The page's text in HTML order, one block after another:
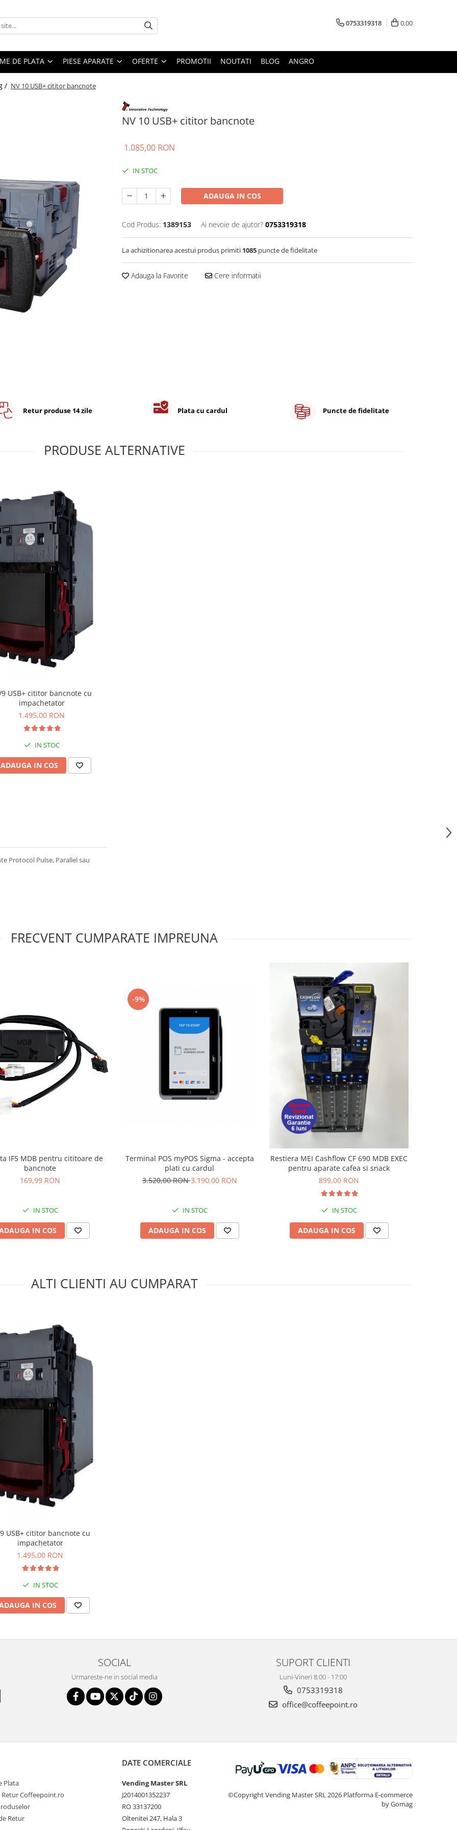
0753319318 0,00
DE PLATA PIESE APARATE OFERTE PROMOTII NOUTATI BLOG ANGRO
/ NV 10 USB+ cititor bancnote
NV 10 USB+ cititor bancnote
1.085,00 RON
IN STOC
ADAUGA IN COS
Cod Produs: 1389153 Ai nevoie de ajutor? 0753319318
La achizitionarea acestui produs primiti 1085 puncte de fidelitate
Adauga la Favorite Cere informatii
Retur produse 14 zile Plata cu cardul Puncte de fidelitate
PRODUSE ALTERNATIVE
USB+ cititor bancnote cu
impachetator
1.495,00 RON
IN STOC
ADAUGA IN COS
Protocol Pulse, Parallel sau
FRECVENT CUMPARATE IMPREUNA
IF5 MDB pentru cititoare de
bancnote
169,99 RON
IN STOC
IN COS
-9%
Terminal POS myPOS Sigma - accepta
plati cu cardul
3.520,00 RON3.190,00 RON
IN STOC
ADAUGA IN COS
Restiera MEI Cashflow CF 690 MDB EXEC
pentru aparate cafea si snack
899,00 RON
IN STOC
ADAUGA IN COS
ALTI CLIENTI AU CUMPARAT
USB+ cititor bancnote cu
impachetator
1.495,00 RON
IN STOC
IN COS
SOCIAL
Urmareste-ne in social media
SUPORT CLIENTI
Luni-Vineri 8:00 - 17:00
0753319318
office@coffeepoint.ro
Plata
Retur Coffeepoint.ro
Retur
DATE COMERCIALE
Vending Master SRL
J2014001352237
RO 33137200
Oltenitei 247, Hala 3
©Copyright Vending Master SRL 2026 Platforma E-commerce
by Gomag